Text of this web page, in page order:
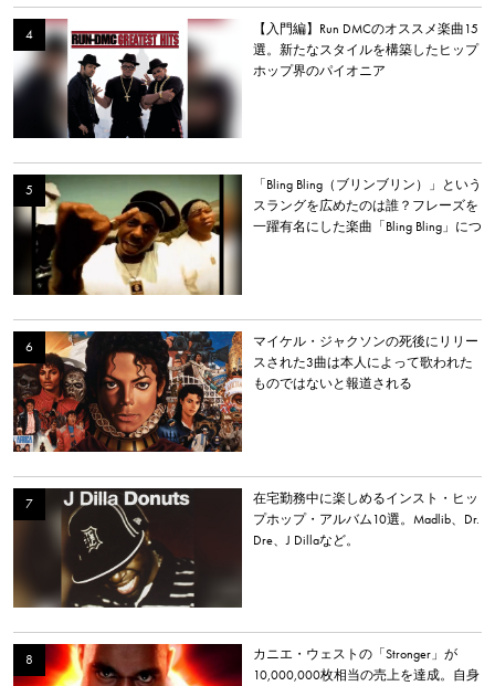
【入門編】Run DMCのオススメ楽曲15
選。新たなスタイルを構築したヒップ
ホップ界のパイオニア
「Bling Bling（ブリンブリン）」という
スラングを広めたのは誰？フレーズを
一躍有名にした楽曲「Bling Bling」につ
マイケル・ジャクソンの死後にリリー
スされた3曲は本人によって歌われた
ものではないと報道される
在宅勤務中に楽しめるインスト・ヒッ
プホップ・アルバム10選。Madlib、Dr.
Dre、J Dillaなど。
カニエ・ウェストの「Stronger」が
10,000,000枚相当の売上を達成。自身